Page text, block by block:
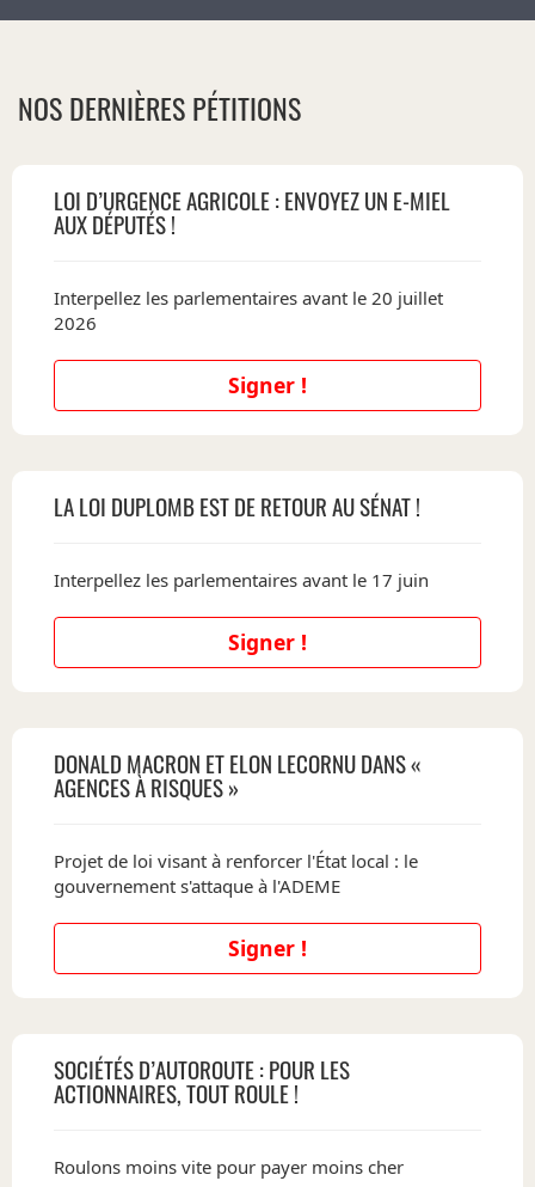
NOS DERNIÈRES PÉTITIONS
LOI D’URGENCE AGRICOLE : ENVOYEZ UN E-MIEL
AUX DÉPUTÉS !
Interpellez les parlementaires avant le 20 juillet
2026
Signer !
LA LOI DUPLOMB EST DE RETOUR AU SÉNAT !
Interpellez les parlementaires avant le 17 juin
Signer !
DONALD MACRON ET ELON LECORNU DANS «
AGENCES À RISQUES »
Projet de loi visant à renforcer l'État local : le
gouvernement s'attaque à l'ADEME
Signer !
SOCIÉTÉS D’AUTOROUTE : POUR LES
ACTIONNAIRES, TOUT ROULE !
Roulons moins vite pour payer moins cher